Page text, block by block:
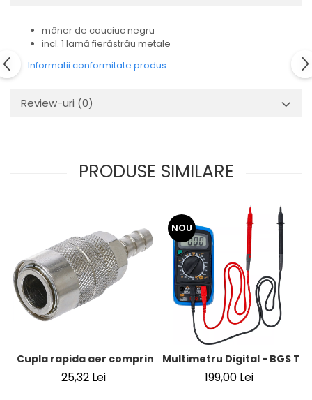
mâner de cauciuc negru
incl. 1 lamă fierăstrău metale
Informatii conformitate produs
Review-uri (0)
PRODUSE SIMILARE
Cupla rapida aer comprimat cu racord furtun 8 mm (5/
25,32 Lei
NOU
Multimetru Digital - BGS
199,00 Lei